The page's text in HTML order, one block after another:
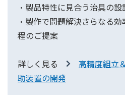
・製品特性に見合う治具の設
・製作で問題解決さらなる
程のご提案
詳しく見る
高精度組立
助装置の開発